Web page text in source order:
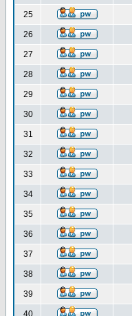
25
26
27
28
29
30
31
32
33
34
35
36
37
38
39
40